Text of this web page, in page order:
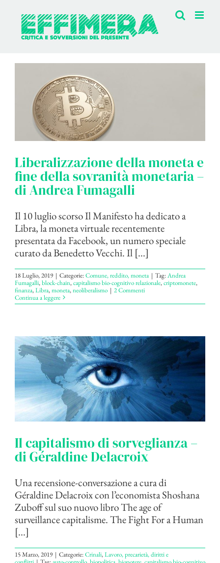
contenuto
Liberalizzazione della moneta e
fine della sovranità monetaria –
di Andrea Fumagalli
Il 10 luglio scorso Il Manifesto ha dedicato a
Libra, la moneta virtuale recentemente
presentata da Facebook, un numero speciale
curato da Benedetto Vecchi. Il [...]
18 Luglio, 2019 | Categorie:Comune, reddito, moneta | Tag:Andrea
Fumagalli,block-chain,capitalismo bio-cognitivo relazionale,criptomonete,
finanza,Libra,moneta,neoliberalismo | 2 Commenti
Continua a leggere
Il capitalismo di sorveglianza –
di Géraldine Delacroix
Una recensione-conversazione a cura di
Géraldine Delacroix con l’economista Shoshana
Zuboff sul suo nuovo libro The age of
surveillance capitalisme. The Fight For a Human
[...]
15 Marzo, 2019 | Categorie:Crinali,Lavoro, precarietà, diritti e